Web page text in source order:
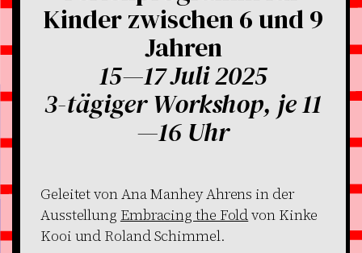
Kinder zwischen 6 und 9
Jahren
15—17 Juli 2025
3-tägiger Workshop, je 11
—16 Uhr
Geleitet von Ana Manhey Ahrens in der
Ausstellung Embracing the Foldvon Kinke
Kooi und Roland Schimmel.